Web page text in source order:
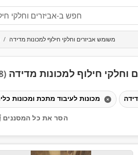
משומש אביזרים וחלקי חילוף למכונות מדידה
חילוף למכונות מדידה (48)
הסר את כל המסננים